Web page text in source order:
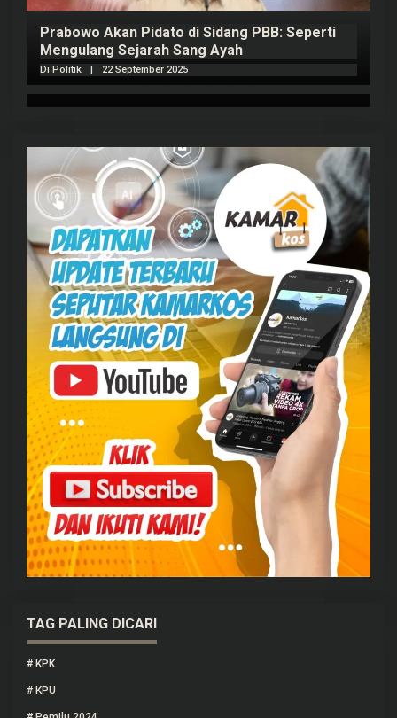
Prabowo Akan Pidato di Sidang PBB: Seperti
Mengulang Sejarah Sang Ayah
Di Politik 22 September 2025
TAG PALING DICARI
# KPK
# KPU